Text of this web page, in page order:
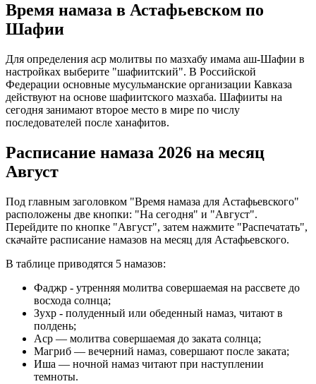
Время намаза в Астафьевском по
Шафии
Для определения аср молитвы по мазхабу имама аш-Шафии в
настройках выберите "шафиитский". В Российской
Федерации основные мусульманские организации Кавказа
действуют на основе шафиитского мазхаба. Шафииты на
сегодня занимают второе место в мире по числу
последователей после ханафитов.
Расписание намаза 2026 на месяц
Август
Под главным заголовком "Время намаза для Астафьевского"
расположены две кнопки: "На сегодня" и "Август".
Перейдите по кнопке "Август", затем нажмите "Распечатать",
скачайте расписание намазов на месяц для Астафьевского.
В таблице приводятся 5 намазов:
Фаджр - утренняя молитва совершаемая на рассвете до
восхода солнца;
Зухр - полуденный или обеденный намаз, читают в
полдень;
Аср — молитва совершаемая до заката солнца;
Магриб — вечерний намаз, совершают после заката;
Иша — ночной намаз читают при наступлении
темноты.